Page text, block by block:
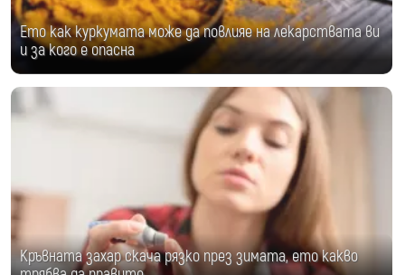
Ето как куркумата може да повлияе на лекарствата ви
и за кого е опасна
Кръвната захар скача рязко през зимата, ето какво